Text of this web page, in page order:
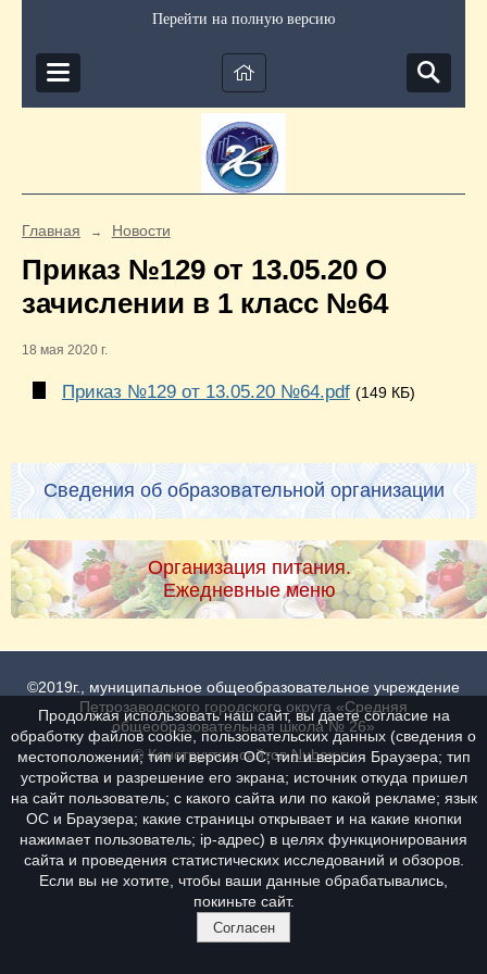
Перейти на полную версию
Главная → Новости
Приказ №129 от 13.05.20 О
зачислении в 1 класс №64
18 мая 2020 г.
Приказ №129 от 13.05.20 №64.pdf (149 КБ)
Сведения об образовательной организации
Организация питания.
Ежедневные меню
©2019г., муниципальное общеобразовательное учреждение
Петрозаводского городского округа «Средняя
общеобразовательная школа № 26»
© Конструктор сайтовNubex.ru
Продолжая использовать наш сайт, вы даете согласие на
обработку файлов cookie, пользовательских данных (сведения о
местоположении; тип и версия ОС; тип и версия Браузера; тип
устройства и разрешение его экрана; источник откуда пришел
на сайт пользователь; с какого сайта или по какой рекламе; язык
ОС и Браузера; какие страницы открывает и на какие кнопки
нажимает пользователь; ip-адрес) в целях функционирования
сайта и проведения статистических исследований и обзоров.
Если вы не хотите, чтобы ваши данные обрабатывались,
покиньте сайт.
Согласен